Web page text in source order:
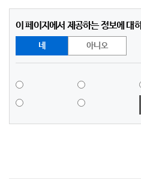
이 페이지에서 제공하는 정보에 대
네 아니오